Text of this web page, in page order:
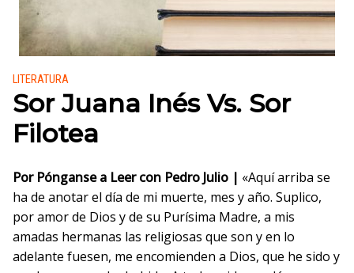
Publicado en:
LITERATURA
Sor Juana Inés Vs. Sor
Filotea
Por Pónganse a Leer con Pedro Julio | «Aquí arriba se
ha de anotar el día de mi muerte, mes y año. Suplico,
por amor de Dios y de su Purísima Madre, a mis
amadas hermanas las religiosas que son y en lo
adelante fuesen, me encomienden a Dios, que he sido y